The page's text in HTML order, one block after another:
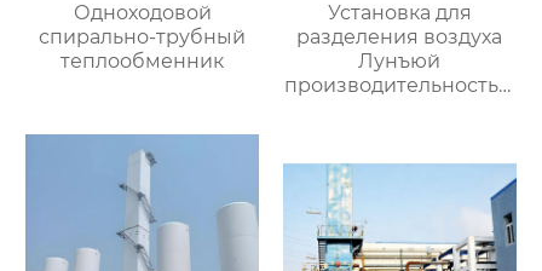
Одноходовой
спирально-трубный
теплообменник
Установка для
разделения воздуха
Лунъюй
производительностью